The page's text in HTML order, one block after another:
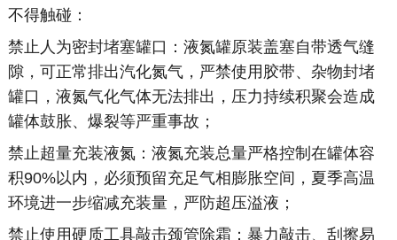
不得触碰：
禁止人为密封堵塞罐口：液氮罐原装盖塞自带透气缝
隙，可正常排出汽化氮气，严禁使用胶带、杂物封堵
罐口，液氮气化气体无法排出，压力持续积聚会造成
罐体鼓胀、爆裂等严重事故；
禁止超量充装液氮：液氮充装总量严格控制在罐体容
积90%以内，必须预留充足气相膨胀空间，夏季高温
环境进一步缩减充装量，严防超压溢液；
禁止使用硬质工具敲击颈管除霜：暴力敲击、刮擦易